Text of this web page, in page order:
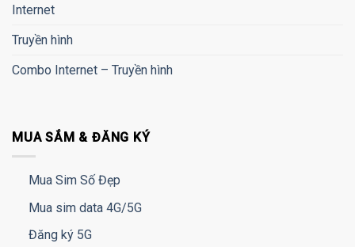
Internet
Truyền hình
Combo Internet – Truyền hình
MUA SẮM & ĐĂNG KÝ
Mua Sim Số Đẹp
Mua sim data 4G/5G
Đăng ký 5G